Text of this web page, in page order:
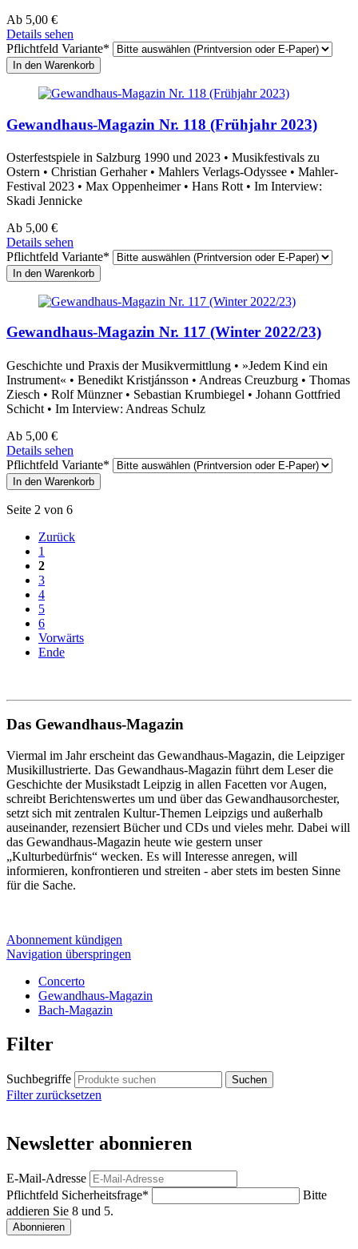
Ab 5,00 €
Details sehen
Pflichtfeld Variante*
Gewandhaus-Magazin Nr. 118 (Frühjahr 2023)
Osterfestspiele in Salzburg 1990 und 2023 • Musikfestivals zu
Ostern • Christian Gerhaher • Mahlers Verlags-Odyssee • Mahler-
Festival 2023 • Max Oppenheimer • Hans Rott • Im Interview:
Skadi Jennicke
Ab 5,00 €
Details sehen
Pflichtfeld Variante*
Gewandhaus-Magazin Nr. 117 (Winter 2022/23)
Geschichte und Praxis der Musikvermittlung • »Jedem Kind ein
Instrument« • Benedikt Kristjánsson • Andreas Creuzburg • Thomas
Ziesch • Rolf Münzner • Sebastian Krumbiegel • Johann Gottfried
Schicht • Im Interview: Andreas Schulz
Ab 5,00 €
Details sehen
Pflichtfeld Variante*
Seite 2 von 6
Zurück
1
2
3
4
5
6
Vorwärts
Ende
Das Gewandhaus-Magazin
Viermal im Jahr erscheint das Gewandhaus-Magazin, die Leipziger
Musikillustrierte. Das Gewandhaus-Magazin führt dem Leser die
Geschichte der Musikstadt Leipzig in allen Facetten vor Augen,
schreibt Berichtenswertes um und über das Gewandhausorchester,
setzt sich mit zentralen Kultur-Themen Leipzigs und außerhalb
auseinander, rezensiert Bücher und CDs und vieles mehr. Dabei will
das Gewandhaus-Magazin heute wie gestern unser
„Kulturbedürfnis“ wecken. Es will Interesse anregen, will
informieren, konfrontieren und streiten - aber stets im besten Sinne
für die Sache.
Abonnement kündigen
Navigation überspringen
Concerto
Gewandhaus-Magazin
Bach-Magazin
Filter
Suchbegriffe
Filter zurücksetzen
Newsletter abonnieren
E-Mail-Adresse
Pflichtfeld Sicherheitsfrage*
Bitte
addieren Sie 8 und 5.
Abonnieren